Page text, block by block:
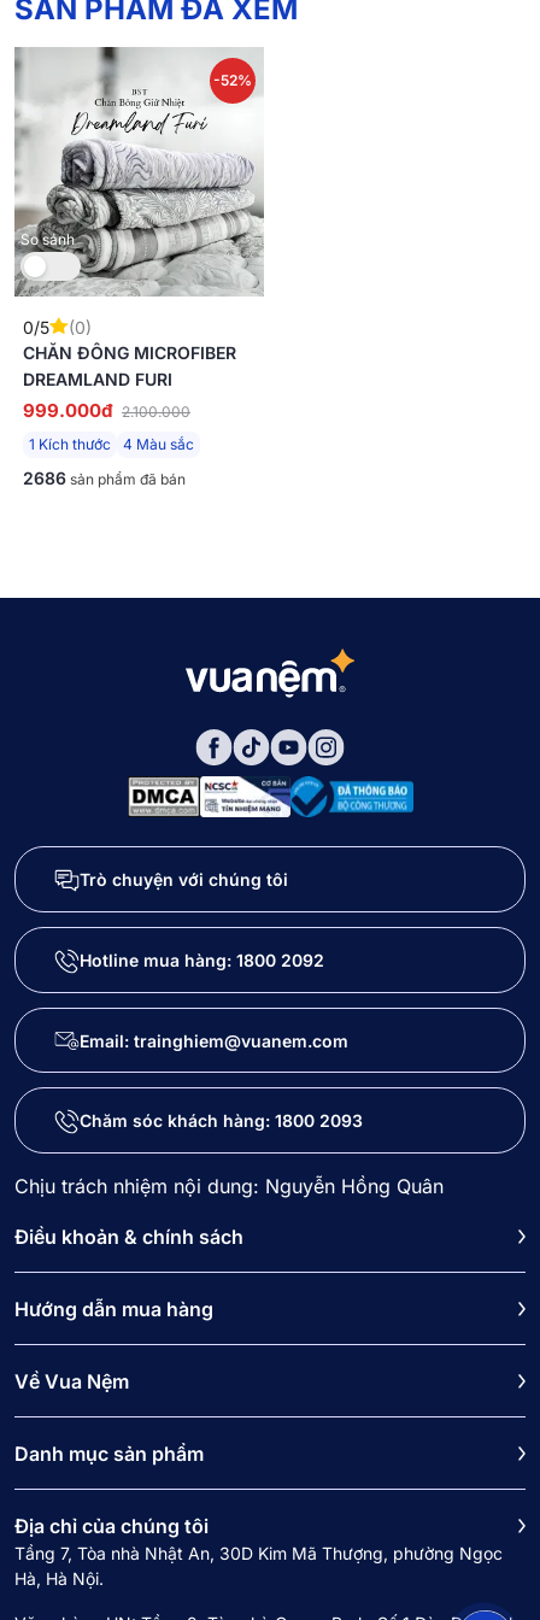
SẢN PHẨM ĐÃ XEM
So sánh
-52%
0/5
(0)
CHĂN ĐÔNG MICROFIBER
DREAMLAND FURI
999.000đ 2.100.000
1 Kích thước
4 Màu sắc
2686 sản phẩm đã bán
Trò chuyện với chúng tôi
Hotline mua hàng: 1800 2092
Email: trainghiem@vuanem.com
Chăm sóc khách hàng: 1800 2093
Chịu trách nhiệm nội dung: Nguyễn Hồng Quân
Điều khoản & chính sách
Hướng dẫn mua hàng
Về Vua Nệm
Danh mục sản phẩm
Địa chỉ của chúng tôi
Tầng 7, Tòa nhà Nhật An, 30D Kim Mã Thượng, phường Ngọc
Hà, Hà Nội.